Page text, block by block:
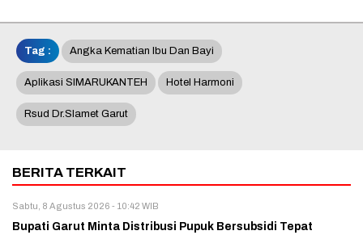
Tag : Angka Kematian Ibu Dan Bayi
Aplikasi SIMARUKANTEH Hotel Harmoni
Rsud Dr.slamet Garut
BERITA TERKAIT
Sabtu, 8 Agustus 2026 - 10:42 WIB
Bupati Garut Minta Distribusi Pupuk Bersubsidi Tepat